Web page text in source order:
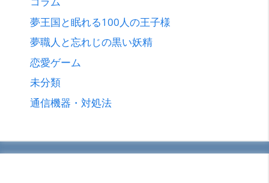
夢王国と眠れる100人の王子様
夢職人と忘れじの黒い妖精
恋愛ゲーム
未分類
通信機器・対処法